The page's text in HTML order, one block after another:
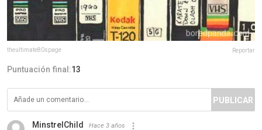
theultimate80spage Reportar
Puntuación final:13
PUBLICAR
MinstrelChild Hace 3 años